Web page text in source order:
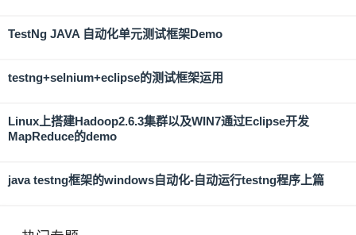
TestNg JAVA 自动化单元测试框架Demo
testng+selnium+eclipse的测试框架运用
Linux上搭建Hadoop2.6.3集群以及WIN7通过Eclipse开发
MapReduce的demo
java testng框架的windows自动化-自动运行testng程序上篇